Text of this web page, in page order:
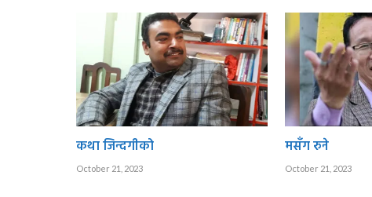
कथा जिन्दगीको
October 21, 2023
मसँग रुने
October 21, 2023